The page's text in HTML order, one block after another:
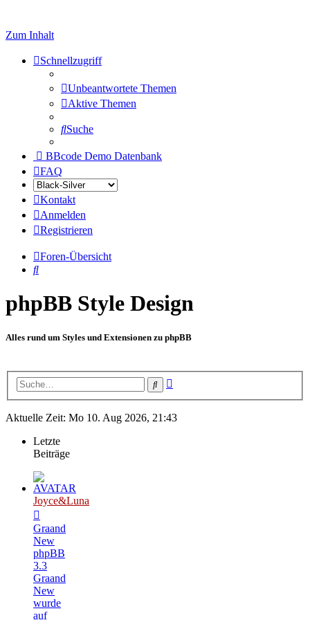
Zum Inhalt
Schnellzugriff
Unbeantwortete Themen
Aktive Themen
Suche
BBcode Demo Datenbank
FAQ
Kontakt
Anmelden
Registrieren
Foren-Übersicht
Suche
phpBB Style Design
Alles rund um Styles und Extensionen zu phpBB
Suche
Aktuelle Zeit: Mo 10. Aug 2026, 21:43
Letzte
Beiträge
Joyce&Luna
Graand
New
phpBB
3.3
Graand
New
wurde
auf